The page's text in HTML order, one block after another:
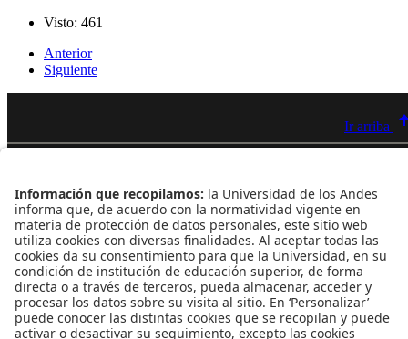
Visto: 461
Anterior
Siguiente
Ir arriba
Dirección
Cra. 1 Este Nº 19A - 40 Bogotá - Colombia
Edificio Mario Laserna - piso 6 - Oficina 609
Atención telefónica
+(571) 339 49 49 - Ext. 4830